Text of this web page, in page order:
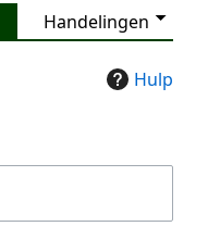
Handelingen
Hulp